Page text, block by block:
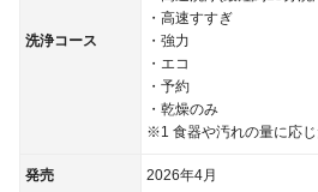
洗浄コース
・高速すすぎ
・強力
・エコ
・予約
・乾燥のみ
※1 食器や汚れの量に応
発売 2026年4月